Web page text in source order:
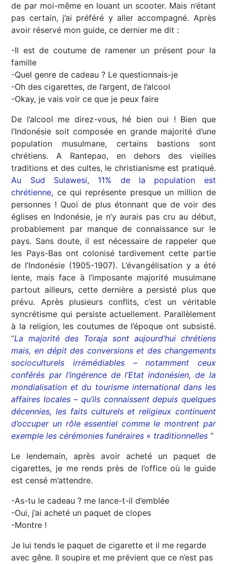
de par moi-même en louant un scooter. Mais n’étant
pas certain, j’ai préféré y aller accompagné. Après
avoir réservé mon guide, ce dernier me dit :
-Il est de coutume de ramener un présent pour la
famille
-Quel genre de cadeau ? Le questionnais-je
-Oh des cigarettes, de l’argent, de l’alcool
-Okay, je vais voir ce que je peux faire
De l’alcool me direz-vous, hé bien oui ! Bien que
l’Indonésie soit composée en grande majorité d’une
population musulmane, certains bastions sont
chrétiens. A Rantepao, en dehors des vieilles
traditions et des cultes, le christianisme est pratiqué.
Au Sud Sulawesi, 11% de la population est
chrétienne, ce qui représente presque un million de
personnes ! Quoi de plus étonnant que de voir des
églises en Indonésie, je n’y aurais pas cru au début,
probablement par manque de connaissance sur le
pays. Sans doute, il est nécessaire de rappeler que
les Pays-Bas ont colonisé tardivement cette partie
de l’Indonésie (1905-1907). L’évangélisation y a été
lente, mais face à l’imposante majorité musulmane
partout ailleurs, cette dernière a persisté plus que
prévu. Après plusieurs conflits, c’est un véritable
syncrétisme qui persiste actuellement. Parallèlement
à la religion, les coutumes de l’époque ont subsisté.
“La majorité des Toraja sont aujourd’hui chrétiens
mais, en dépit des conversions et des changements
socioculturels irrémédiables – notamment ceux
conférés par l’ingérence de l’Etat indonésien, de la
mondialisation et du tourisme international dans les
affaires locales – qu’ils connaissent depuis quelques
décennies, les faits culturels et religieux continuent
d’occuper un rôle essentiel comme le montrent par
exemple les cérémonies funéraires « traditionnelles “
Le lendemain, après avoir acheté un paquet de
cigarettes, je me rends près de l’office où le guide
est censé m’attendre.
-As-tu le cadeau ? me lance-t-il d’emblée
-Oui, j’ai acheté un paquet de clopes
-Montre !
Je lui tends le paquet de cigarette et il me regarde
avec gêne. Il soupire et me prévient que ce n’est pas